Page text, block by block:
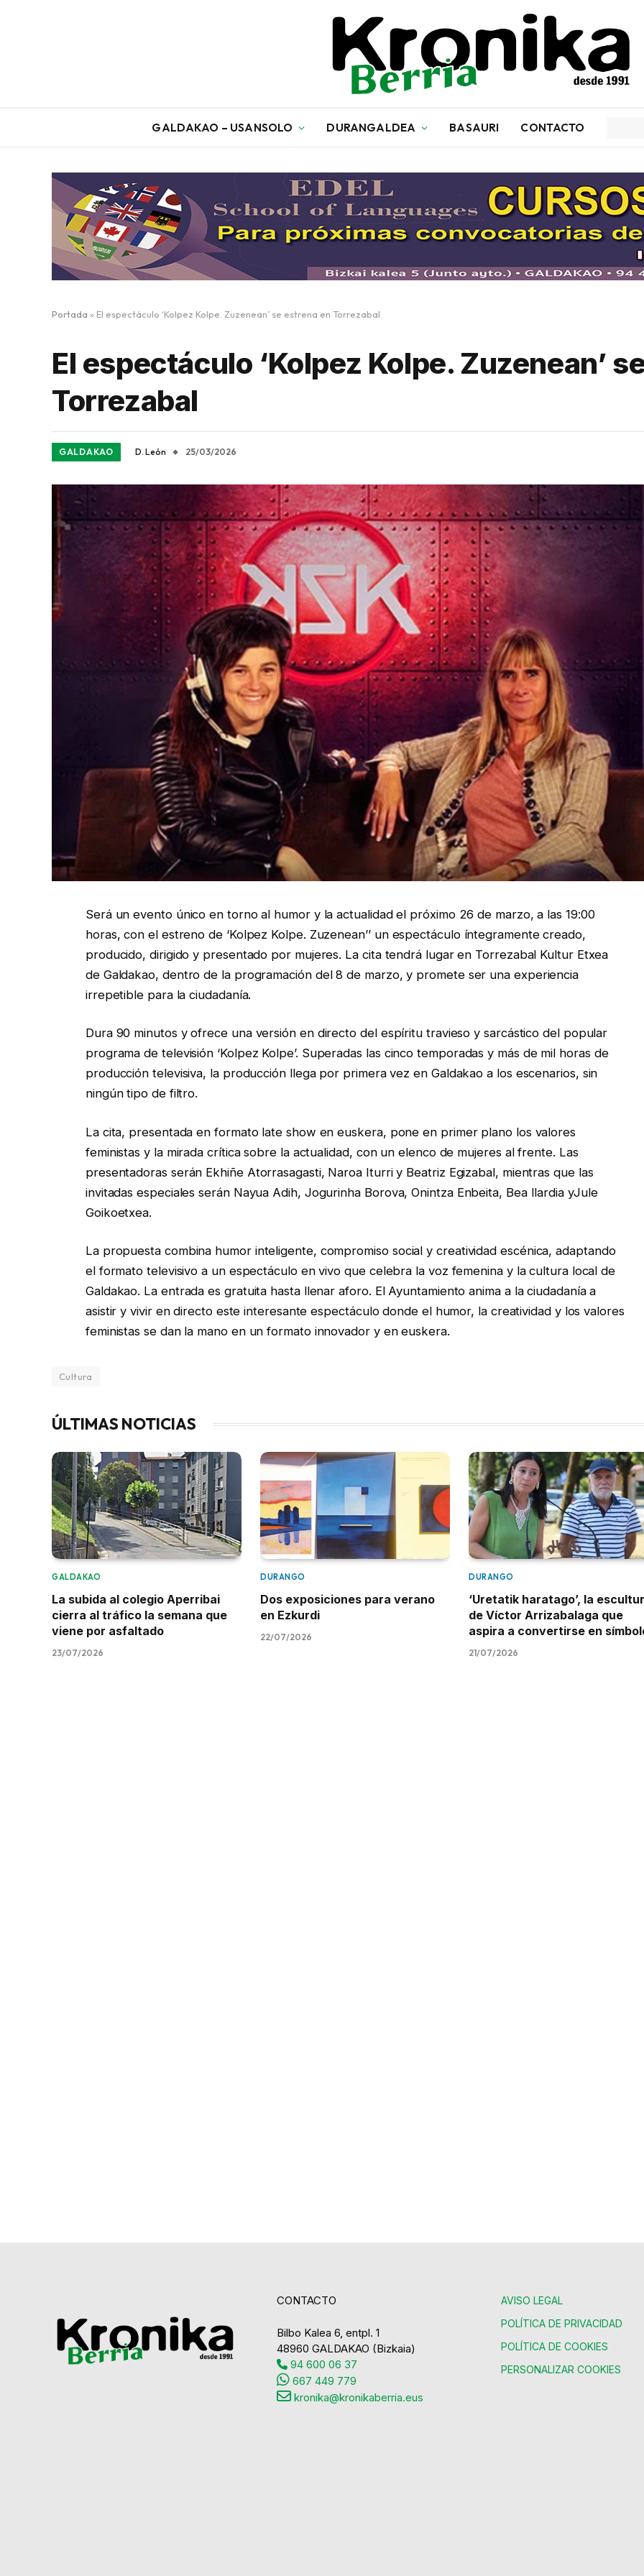
GALDAKAO – USANSOLO DURANGALDEA BASAURI CONTACTO
Portada » El espectáculo ‘Kolpez Kolpe. Zuzenean’ se estrena en Torrezabal
El espectáculo ‘Kolpez Kolpe. Zuzenean’
Torrezabal
GALDAKAO D. León 25/03/2026
Será un evento único en torno al humor y la actualidad el próximo 26 de marzo, a las 19:00
horas, con el estreno de ‘Kolpez Kolpe. Zuzenean’’ un espectáculo íntegramente creado,
producido, dirigido y presentado por mujeres. La cita tendrá lugar en Torrezabal Kultur Etxea
de Galdakao, dentro de la programación del 8 de marzo, y promete ser una experiencia
irrepetible para la ciudadanía.
Dura 90 minutos y ofrece una versión en directo del espíritu travieso y sarcástico del popular
programa de televisión ‘Kolpez Kolpe’. Superadas las cinco temporadas y más de mil horas de
producción televisiva, la producción llega por primera vez en Galdakao a los escenarios, sin
ningún tipo de filtro.
La cita, presentada en formato late show en euskera, pone en primer plano los valores
feministas y la mirada crítica sobre la actualidad, con un elenco de mujeres al frente. Las
presentadoras serán Ekhiñe Atorrasagasti, Naroa Iturri y Beatriz Egizabal, mientras que las
invitadas especiales serán Nayua Adih, Jogurinha Borova, Onintza Enbeita, Bea Ilardia yJule
Goikoetxea.
La propuesta combina humor inteligente, compromiso social y creatividad escénica, adaptando
el formato televisivo a un espectáculo en vivo que celebra la voz femenina y la cultura local de
Galdakao. La entrada es gratuita hasta llenar aforo. El Ayuntamiento anima a la ciudadanía a
asistir y vivir en directo este interesante espectáculo donde el humor, la creatividad y los valores
feministas se dan la mano en un formato innovador y en euskera.
Cultura
ÚLTIMAS NOTICIAS
GALDAKAO
La subida al colegio Aperribai
cierra al tráfico la semana que
viene por asfaltado
23/07/2026
DURANGO
Dos exposiciones para verano
en Ezkurdi
22/07/2026
DURANGO
‘Uretatik haratago’, la
de Víctor Arrizabalaga que
aspira a convertirse en
21/07/2026
CONTACTO
Bilbo Kalea 6, entpl. 1
48960 GALDAKAO (Bizkaia)
94 600 06 37
667 449 779
kronika@kronikaberria.eus
AVISO LEGAL
POLÍTICA DE PRIVACIDAD
POLÍTICA DE COOKIES
PERSONALIZAR COOKIES